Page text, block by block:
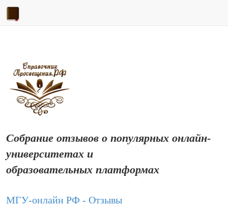
Собрание отзывов о популярных онлайн-
университетах и
образовательных платформах
МГУ-онлайн РФ - Отзывы